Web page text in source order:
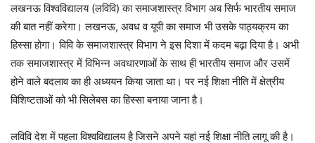
लखनऊ विश्वविद्यालय (लविवि) का समाजशास्त्र विभाग अब सिर्फ भारतीय समाज
की बात नहीं करेगा। लखनऊ, अवध व यूपी का समाज भी उसके पाठ्यक्रम का
हिस्सा होगा। विवि के समाजशास्त्र विभाग ने इस दिशा में कदम बढ़ा दिया है। अभी
तक समाजशास्त्र में विभिन्न अवधारणाओं के साथ ही भारतीय समाज और उसमें
होने वाले बदलाव का ही अध्ययन किया जाता था। पर नई शिक्षा नीति में क्षेत्रीय
विशिष्टताओं को भी सिलेबस का हिस्सा बनाया जाना है।
लविवि देश में पहला विश्वविद्यालय है जिसने अपने यहां नई शिक्षा नीति लागू की है।